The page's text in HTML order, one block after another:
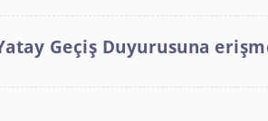
Geçiş Duyurusuna